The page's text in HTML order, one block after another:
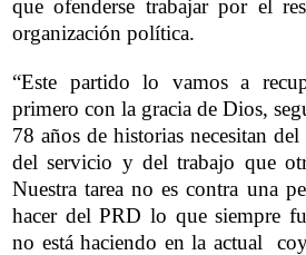
que ofenderse trabajar por el
organización política.
“Este partido lo vamos a
primero con la gracia de Dios,
78 años de historias necesitan
del servicio y del trabajo que
Nuestra tarea no es contra una
hacer del PRD lo que siempre
no está haciendo en la actual